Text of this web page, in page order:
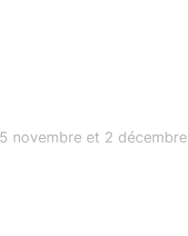
novembre et 2 décembre